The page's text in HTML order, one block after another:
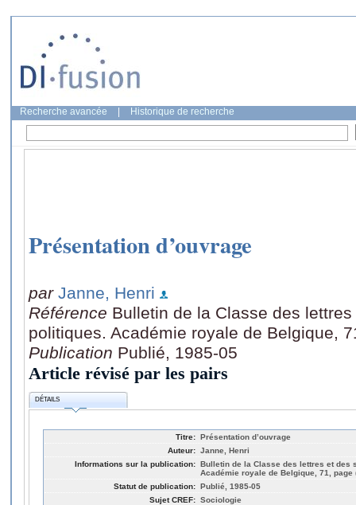
Recherche avancée Historique de recherche
Présentation d’ouvrage
par Janne, Henri
Référence Bulletin de la Classe des
politiques. Académie royale de Belgique,
Publication Publié, 1985-05
Article révisé par les pairs
DÉTAILS
Titre: Présentation d’ouvrage
Auteur: Janne, Henri
Informations sur la publication: Bulletin de la Classe des lettres et des
Académie royale de Belgique, 71, page
Statut de publication: Publié, 1985-05
Sujet CREF: Sociologie